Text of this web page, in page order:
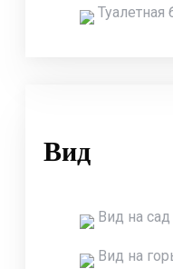
Туалетная
Вид
Вид на сад
Вид на